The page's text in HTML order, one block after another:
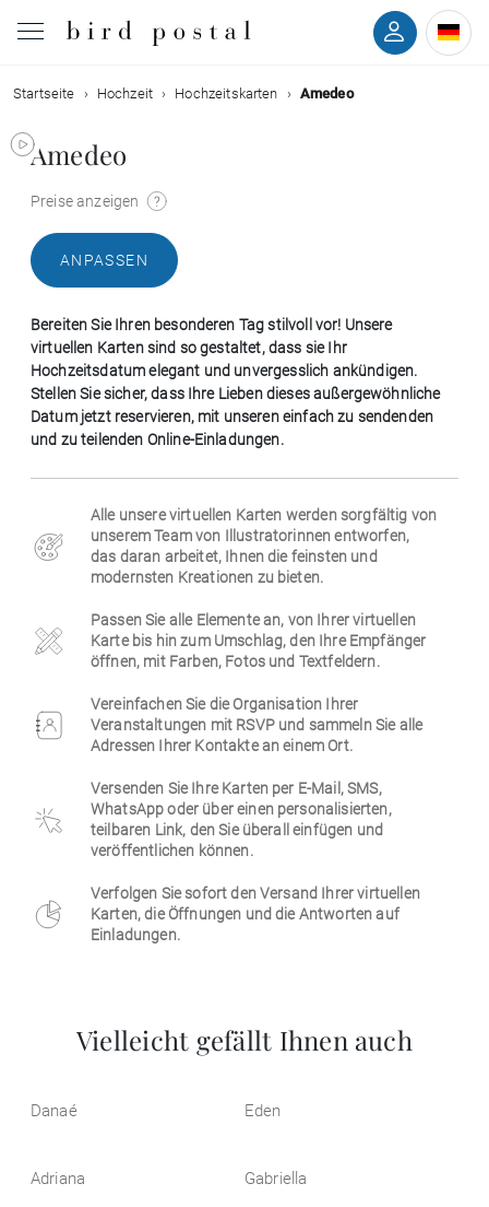
Hochzeit
Geburt
Kommunion
Trauer
Geburtstag
Firmen
Startseite Hochzeit Hochzeitskarten Amedeo
Amedeo
Preise anzeigen
ANPASSEN
Bereiten Sie Ihren besonderen Tag stilvoll vor! Unsere
virtuellen Karten sind so gestaltet, dass sie Ihr
Hochzeitsdatum elegant und unvergesslich ankündigen.
Stellen Sie sicher, dass Ihre Lieben dieses außergewöhnliche
Datum jetzt reservieren, mit unseren einfach zu sendenden
und zu teilenden Online-Einladungen.
Alle unsere virtuellen Karten werden sorgfältig von
unserem Team von Illustratorinnen entworfen,
das daran arbeitet, Ihnen die feinsten und
modernsten Kreationen zu bieten.
Passen Sie alle Elemente an, von Ihrer virtuellen
Karte bis hin zum Umschlag, den Ihre Empfänger
öffnen, mit Farben, Fotos und Textfeldern.
Vereinfachen Sie die Organisation Ihrer
Veranstaltungen mit RSVP und sammeln Sie alle
Adressen Ihrer Kontakte an einem Ort.
Versenden Sie Ihre Karten per E-Mail, SMS,
WhatsApp oder über einen personalisierten,
teilbaren Link, den Sie überall einfügen und
veröffentlichen können.
Verfolgen Sie sofort den Versand Ihrer virtuellen
Karten, die Öffnungen und die Antworten auf
Einladungen.
Vielleicht gefällt Ihnen auch
Danaé Eden
Adriana Gabriella